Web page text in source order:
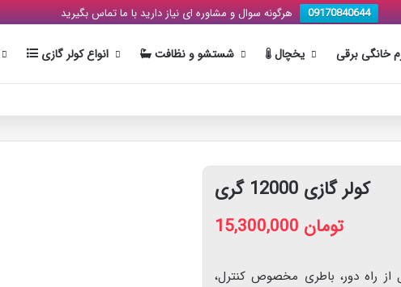
هرگونه سوال و مشاوره ای نیاز دارید با ما تماس بگیرید 09170840644
انواع کولر گازی شستشو و نظافت یخچال خانگی برقی
کولر گازی 12000 گری
تومان
از راه دور، باطری مخصوص کنترل،